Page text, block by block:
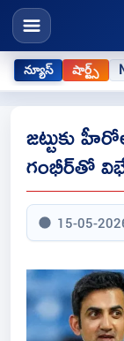
న్యూస్ షార్ట్స్
జట్టుకు
గంభీర్‌తో
15-05-